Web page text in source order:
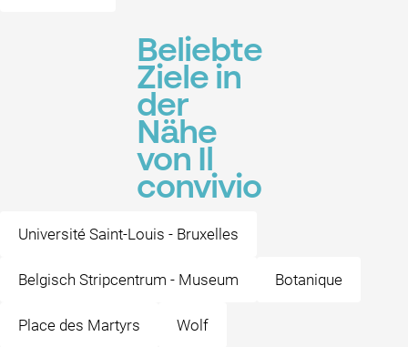
Beliebte
Ziele in
der
Nähe
von Il
convivio
Université Saint-Louis - Bruxelles
Belgisch Stripcentrum - Museum Botanique
Place des Martyrs Wolf